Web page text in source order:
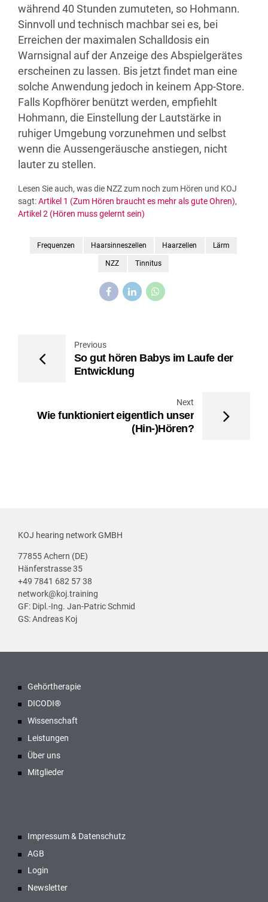
während 40 Stunden zumuteten, so Hohmann.
Sinnvoll und technisch machbar sei es, bei
Erreichen der maximalen Schalldosis ein
Warnsignal auf der Anzeige des Abspielgerätes
erscheinen zu lassen. Bis jetzt findet man eine
solche Anwendung jedoch in keinem App-Store.
Falls Kopfhörer benützt werden, empfiehlt
Hohmann, die Einstellung der Lautstärke in
ruhiger Umgebung vorzunehmen und selbst
wenn die Aussengeräusche anstiegen, nicht
lauter zu stellen.
Lesen Sie auch, was die NZZ zum noch zum Hören und KOJ
sagt:Artikel 1 (Zum Hören braucht es mehr als gute Ohren),
Artikel 2 (Hören muss gelernt sein)
Frequenzen Haarsinneszellen Haarzellen Lärm
NZZ Tinnitus
Previous
So gut hören Babys im Laufe der
Entwicklung
Next
Wie funktioniert eigentlich unser
(Hin-)Hören?
KOJ hearing network GMBH
77855 Achern (DE)
Hänferstrasse 35
+49 7841 682 57 38
network@koj.training
GF: Dipl.-Ing. Jan-Patric Schmid
GS: Andreas Koj
Gehörtherapie
DICODI®
Wissenschaft
Leistungen
Über uns
Mitglieder
Impressum & Datenschutz
AGB
Login
Newsletter